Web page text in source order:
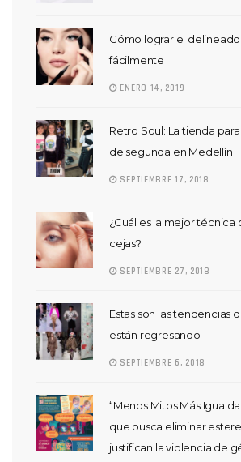
Cómo lograr el
fácilmente
ENERO 14, 2019
Retro Soul: La tienda
de segunda en Medellín
SEPTIEMBRE 17, 2018
¿Cuál es la mejor técnica
cejas?
SEPTIEMBRE 27, 2018
Estas son las tendencias
están regresando
SEPTIEMBRE 6, 2018
“Menos Mitos Más
que busca eliminar
justifican la violencia de